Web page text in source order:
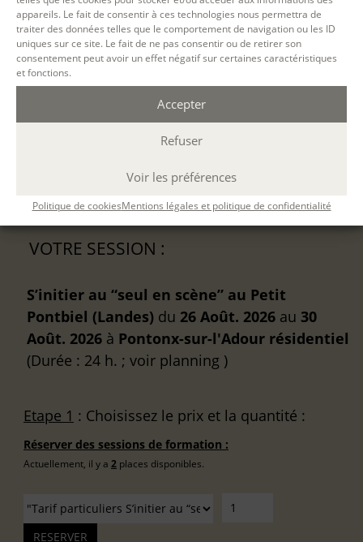
appareils. Le fait de consentir à ces technologies nous permettra de
traiter des données telles que le comportement de navigation ou les ID
uniques sur ce site. Le fait de ne pas consentir ou de retirer son
consentement peut avoir un effet négatif sur certaines caractéristiques
et fonctions.
Accepter
Refuser
Voir les préférences
Politique de cookiesMentions légales et politique de confidentialité
pour jouer, improviser, ou avoir suivi un atelier de théâtre) est
un plus.
CONTENU
MÉTHODES PÉDAGOGIQUES
VOTRE SESSION :
S’initier au “seul en scène” au Petit
Pontbiel (Landes) du 26 Août. 2026 au 30
Août. 2026 à Pontonx-sur-l'Adour résidentiel
(Durée : 24 h. ; voir planning )
Etape 1 : Choisissez le prix et la quantité :
Réserver des sessions de formation :
Actuellement, il y a 2 places disponibles.